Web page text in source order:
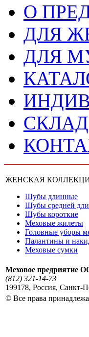
О
ДЛЯ
ДЛЯ
ЖЕНСКАЯ
Шубы длинные
Шубы средней
Шубы короткие
Меховые жилеты
Головные уборы
Палантины и
Меховые сумки
Меховое предриятие
(812) 321-14-73
199178, Россия, Санкт-
© Все права